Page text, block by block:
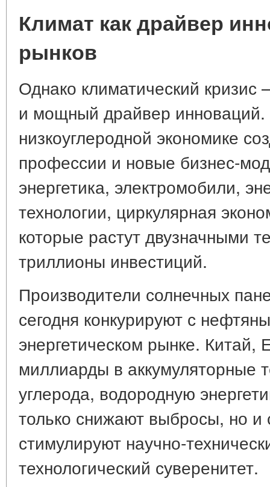
Климат как драйвер
рынков
Однако климатический кризис
и мощный драйвер инноваций.
низкоуглеродной экономике
профессии и новые бизнес-
энергетика, электромобили,
технологии, циркулярная
которые растут двузначными
триллионы инвестиций.
Производители солнечных
сегодня конкурируют с
энергетическом рынке.
миллиарды в аккумуляторные
углерода, водородную
только снижают выбросы, но и
стимулируют научно-
технологический суверенитет.